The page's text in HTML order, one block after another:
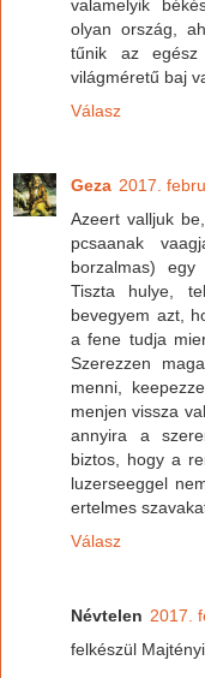
valamelyik
olyan ország,
tűnik az egész
világméretű baj
Válasz
Geza 2017.
Azeert valljuk
pcsaanak
borzalmas)
Tiszta hulye,
bevegyem azt,
a fene tudja
Szerezzen
menni,
menjen vissza
annyira a
biztos, hogy a
luzerseeggel
ertelmes
Válasz
Névtelen 2017.
felkészül